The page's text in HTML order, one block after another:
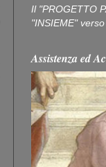
Il "PROGETTO
"INSIEME"
Assistenza ed